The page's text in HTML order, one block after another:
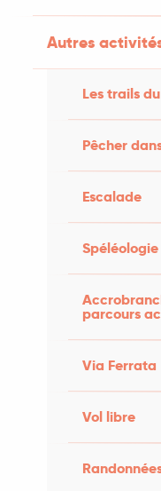
Autres
Les trails
Pêcher
Escalade
Spéléologie
parcours
Via Ferrata
Vol libre
19:30 - 21:00